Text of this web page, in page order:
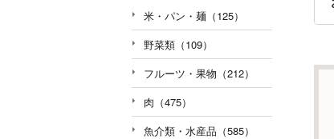
米・パン・麺（125）
野菜類（109）
フルーツ・果物（212）
肉（475）
魚介類・水産品（585）